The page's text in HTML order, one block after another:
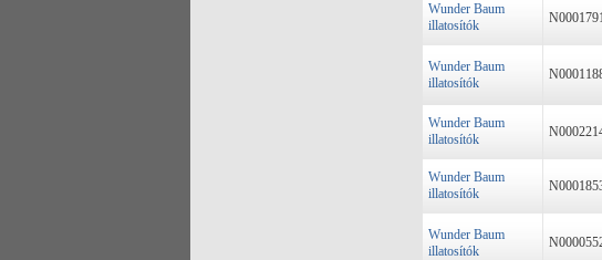
Wunder Baum
illatosítók
Wunder Baum
illatosítók
Wunder Baum
illatosítók
Wunder Baum
illatosítók
Wunder Baum
illatosítók